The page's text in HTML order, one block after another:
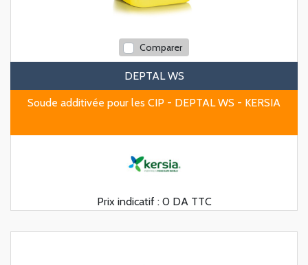
Comparer
DEPTAL WS
Soude additivée pour les CIP - DEPTAL WS - KERSIA
Prix indicatif : 0 DA TTC